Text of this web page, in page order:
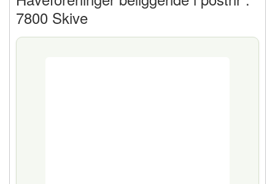
7800 Skive